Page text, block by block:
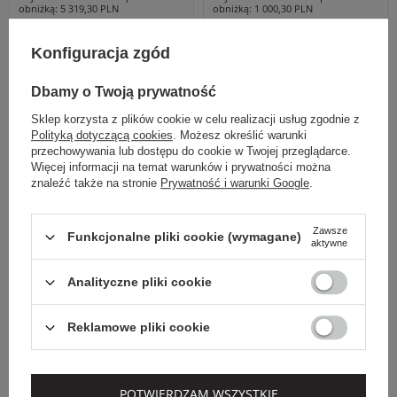
obniżką 5 319,30 PLN
FUTRZANA Z LISA
DWUSTRONNA
REGULAR
obniżką 1 000,30 PLN
XS
OUTLET OUTLET
Konfiguracja zgód
Dbamy o Twoją prywatność
Sklep korzysta z plików cookie w celu realizacji usług zgodnie z
Polityką dotyczącą cookies. Możesz określić warunki
przechowywania lub dostępu do cookie w Twojej przeglądarce.
Więcej informacji na temat warunków i prywatności można
znaleźć także na stronie Prywatność i warunki Google.
Funkcjonalne pliki cookie (wymagane)
Zawsze
aktywne
Analityczne pliki cookie
Reklamowe pliki cookie
POTWIERDZAM WSZYSTKIE